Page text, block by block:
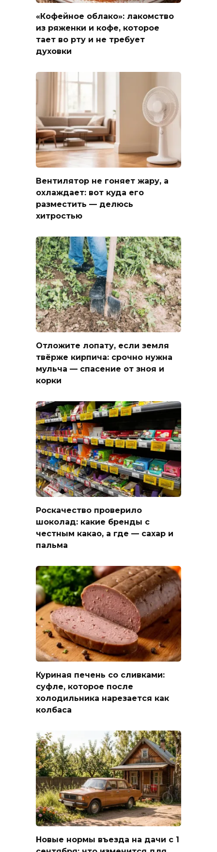
«Кофейное облако»: лакомство
из ряженки и кофе, которое
тает во рту и не требует
духовки
Вентилятор не гоняет жару, а
охлаждает: вот куда его
разместить — делюсь
хитростью
Отложите лопату, если земля
твёрже кирпича: срочно нужна
мульча — спасение от зноя и
корки
Роскачество проверило
шоколад: какие бренды с
честным какао, а где — сахар и
пальма
Куриная печень со сливками:
суфле, которое после
холодильника нарезается как
колбаса
Новые нормы въезда на дачи с 1